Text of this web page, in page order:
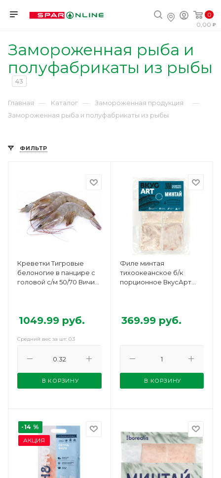
0
0,00
Замороженная рыба и
полуфабрикаты из рыбы
43
Главная — Каталог — Замороженная продукция —
Замороженная рыба и полуфабрикаты из рыбы
ФИЛЬТР
Креветки Тигровые
белоногие в панцире с
головой с/м 50/70 Вичи
1049.99 руб.
Средний вес за шт: 0.3
В КОРЗИНУ
Филе минтая
тихоокеанское б/к
порционное ВкусАрт
369.99руб.
В КОРЗИНУ
-14 %
АКЦИЯ